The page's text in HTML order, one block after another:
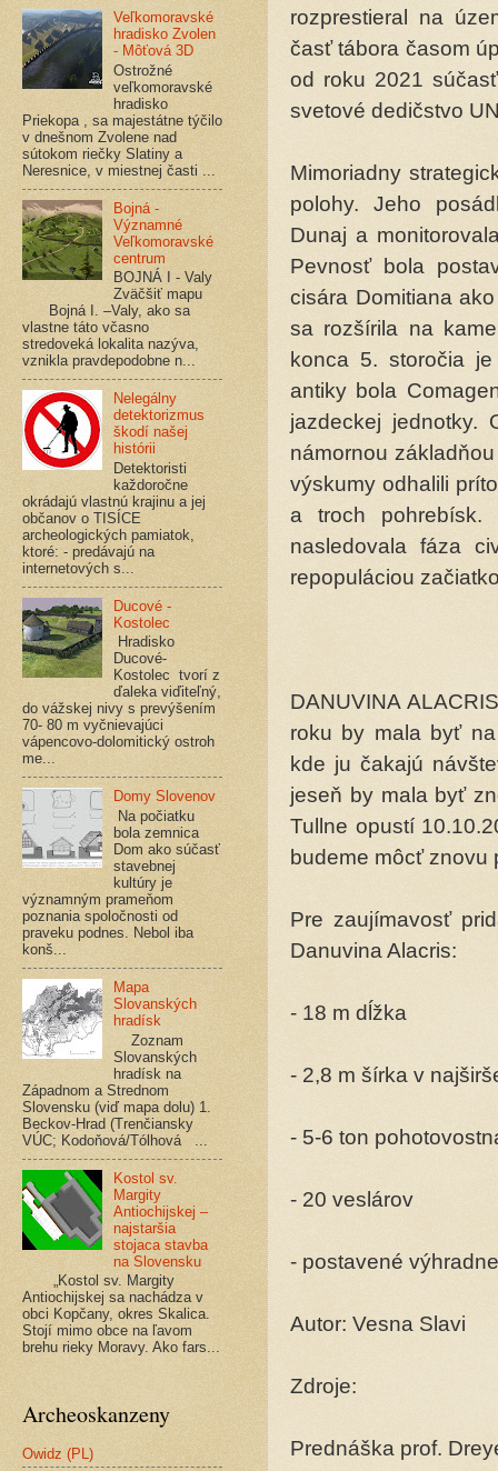
rozprestieral na
časť tábora časom
od roku 2021
svetové dedičstvo
Mimoriadny
polohy. Jeho
Dunaj a
Pevnosť bola
cisára Domitiana
sa rozšírila na
konca 5. storočia
antiky bola
jazdeckej jednotky.
námornou
výskumy odhalili
a troch
nasledovala fáza
repopuláciou
DANUVINA
roku by mala byť
kde ju čakajú
jeseň by mala byť
Tullne opustí
budeme môcť znovu
Pre zaujímavosť
Danuvina Alacris:
- 18 m dĺžka
- 2,8 m šírka v
- 5-6 ton
- 20 veslárov
- postavené
Autor: Vesna Slavi
Zdroje:
Prednáška prof.
Veľkomoravské
hradisko Zvolen
- Môťová 3D
Ostrožné
veľkomoravské
hradisko
Priekopa , sa majestátne týčilo
v dnešnom Zvolene nad
sútokom riečky Slatiny a
Neresnice, v miestnej časti ...
Bojná -
Významné
Veľkomoravské
centrum
BOJNÁ I - Valy
Zväčšiť mapu
Bojná I. –Valy, ako sa
vlastne táto včasno
stredoveká lokalita nazýva,
vznikla pravdepodobne n...
Nelegálny
detektorizmus
škodí našej
histórii
Detektoristi
každoročne
okrádajú vlastnú krajinu a jej
občanov o TISÍCE
archeologických pamiatok,
ktoré: - predávajú na
internetových s...
Ducové -
Kostolec
Hradisko
Ducové-
Kostolec tvorí z
ďaleka viďiteľný,
do vážskej nivy s prevýšením
70- 80 m vyčnievajúci
vápencovo-dolomitický ostroh
me...
Domy Slovenov
Na počiatku
bola zemnica
Dom ako súčasť
stavebnej
kultúry je
významným prameňom
poznania spoločnosti od
praveku podnes. Nebol iba
konš...
Mapa
Slovanských
hradísk
Zoznam
Slovanských
hradísk na
Západnom a Strednom
Slovensku (viď mapa dolu) 1.
Beckov-Hrad (Trenčiansky
VÚC; Kodoňová/Tólhová ...
Kostol sv.
Margity
Antiochijskej –
najstaršia
stojaca stavba
na Slovensku
„Kostol sv. Margity
Antiochijskej sa nachádza v
obci Kopčany, okres Skalica.
Stojí mimo obce na ľavom
brehu rieky Moravy. Ako fars...
Archeoskanzeny
Owidz (PL)